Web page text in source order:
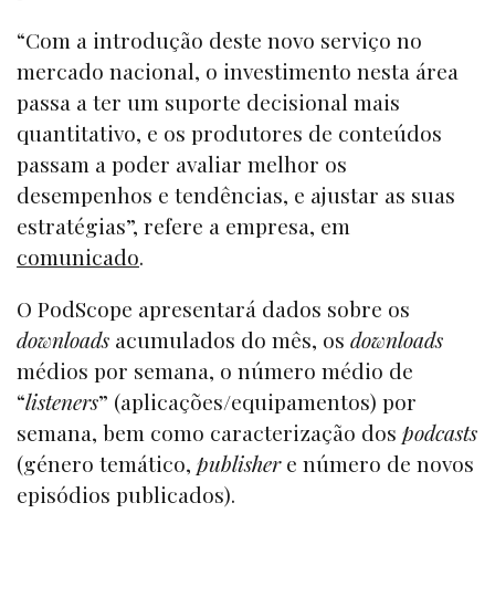
“Com a introdução deste novo serviço no
mercado nacional, o investimento nesta área
passa a ter um suporte decisional mais
quantitativo, e os produtores de conteúdos
passam a poder avaliar melhor os
desempenhos e tendências, e ajustar as suas
estratégias”, refere a empresa, em
comunicado.
O PodScope apresentará dados sobre os
downloads acumulados do mês, os downloads
médios por semana, o número médio de
“listeners” (aplicações/equipamentos) por
semana, bem como caracterização dos podcasts
(género temático, publishere número de novos
episódios publicados).